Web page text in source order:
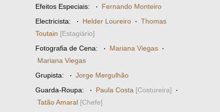
Efeitos Especiais: · Fernando Monteiro
Electricista: · Helder Loureiro · Thomas
Toutain [Estagiário]
Fotografia de Cena: · Mariana Viegas ·
Mariana Viegas
Grupista: · Jorge Mergulhão
Guarda-Roupa: · Paula Costa [Costureira] ·
Tatão Amaral [Chefe]